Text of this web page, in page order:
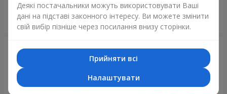
Замовити Замовити
Деякі постачальники можуть використовувати Ваші
дані на підставі законного інтересу. Ви можете змінити
свій вибір пізніше через посилання внизу сторінки.
Прийняти всі
Налаштувати